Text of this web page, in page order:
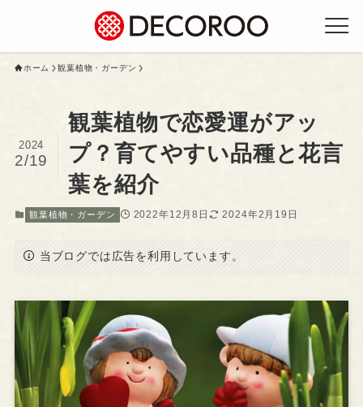
ホーム 観葉植物・ガーデン
観葉植物で恋愛運がアッ
プ？育てやすい品種と花言
葉を紹介
2024
2/19
観葉植物・ガーデン 2022年12月8日 2024年2月19日
当ブログでは広告を利用しています。